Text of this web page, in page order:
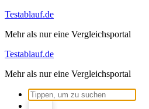
Zum
springen
Testablauf.de
Mehr als nur eine Vergleichsportal
Testablauf.de
Mehr als nur eine Vergleichsportal
Suchen
nach: